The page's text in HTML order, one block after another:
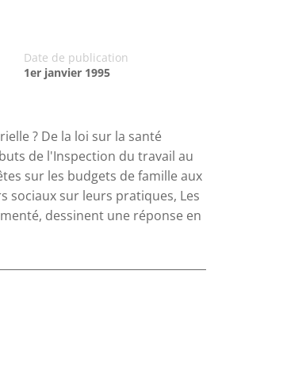
Date de publication
1er janvier 1995
? De la loi sur la santé
de l'Inspection du travail au
sur les budgets de famille aux
sociaux sur leurs pratiques, Les
dessinent une réponse en